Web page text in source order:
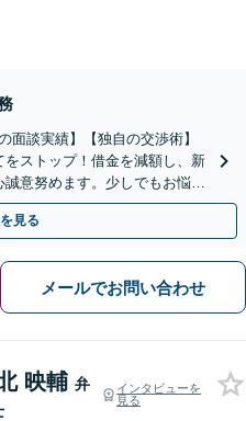
面談実績】【独自の交渉術】
ストップ！借金を減額し、新
意努めます。少しでもお悩み
。
見る
メールでお問い合わせ
映輔 弁
インタビューを
見る